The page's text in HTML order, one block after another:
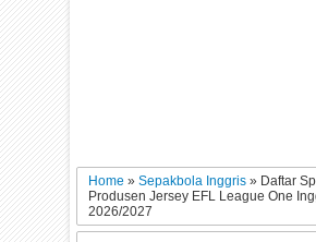
Home»Sepakbola Inggris» Daftar
Produsen Jersey EFL League One
2026/2027